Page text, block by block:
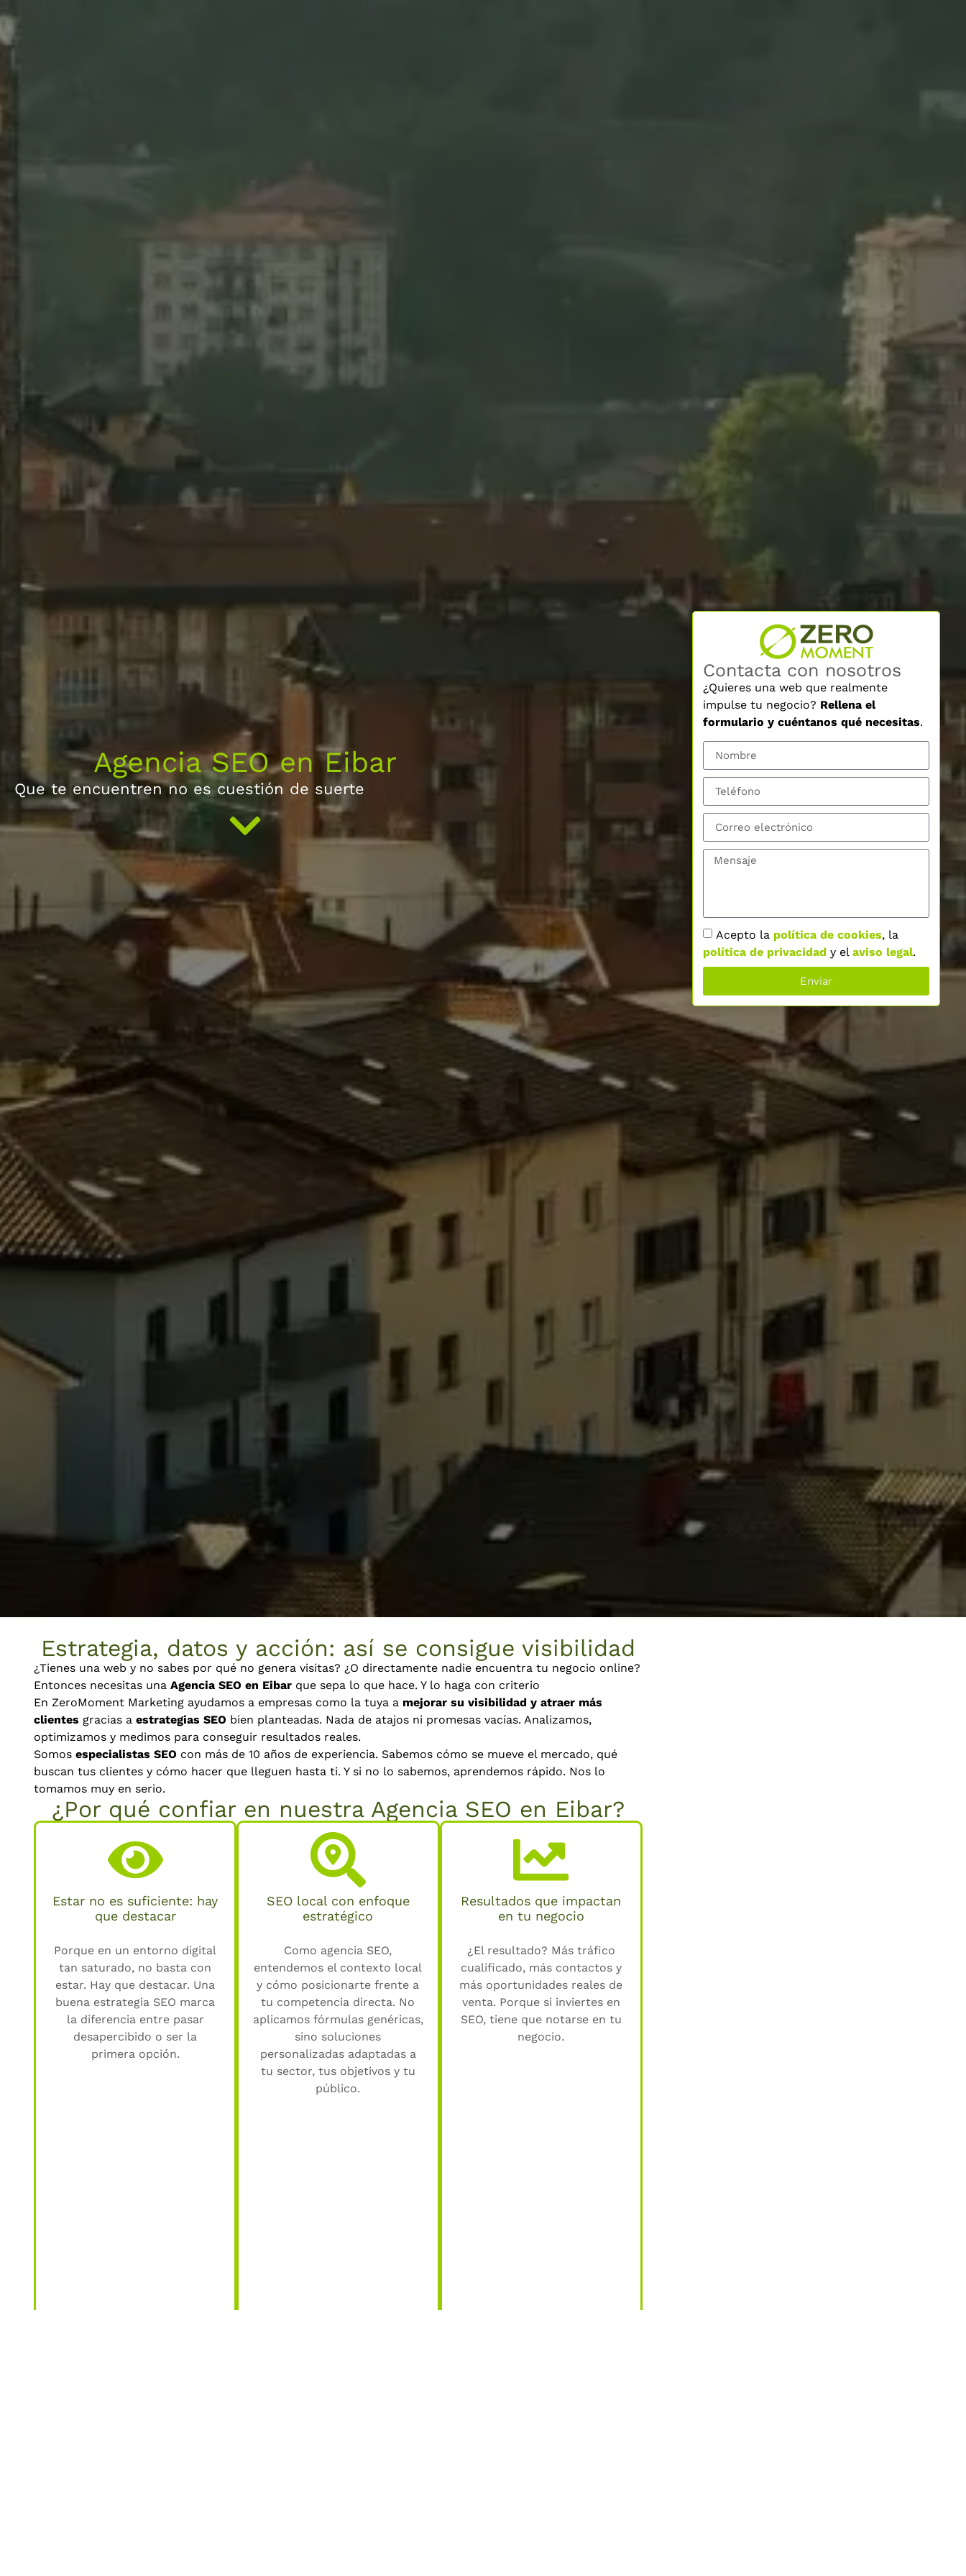
Agencia SEO en Eibar
Que te encuentren no es cuestión de suerte
Contacta con nosotros
¿Quieres una web que realmente
impulse tu negocio? Rellena el
formulario y cuéntanos qué necesitas.
Acepto la política de cookies, la
política de privacidad y elaviso legal.
Enviar
Estrategia, datos y acción: así se consigue visibilidad
¿Tienes una web y no sabes por qué no genera visitas? ¿O directamente nadie encuentra tu negocio online?
Entonces necesitas unaAgencia SEO en Eibar que sepa lo que hace. Y lo haga con criterio
En ZeroMoment Marketing ayudamos a empresas como la tuya a mejorar su visibilidad y atraer más
clientes gracias aestrategias SEO bien planteadas. Nada de atajos ni promesas vacías. Analizamos,
optimizamos y medimos para conseguir resultados reales.
Somosespecialistas SEO con más de 10 años de experiencia. Sabemos cómo se mueve el mercado, qué
buscan tus clientes y cómo hacer que lleguen hasta ti. Y si no lo sabemos, aprendemos rápido. Nos lo
tomamos muy en serio.
¿Por qué confiar en nuestra Agencia SEO en Eibar?
Estar no es suficiente: hay
que destacar
Porque en un entorno digital
tan saturado, no basta con
estar. Hay que destacar. Una
buena estrategia SEO marca
la diferencia entre pasar
desapercibido o ser la
primera opción.
SEO local con enfoque
estratégico
Como agencia SEO,
entendemos el contexto local
y cómo posicionarte frente a
tu competencia directa. No
aplicamos fórmulas genéricas,
sino soluciones
personalizadas adaptadas a
tu sector, tus objetivos y tu
público.
Resultados que impactan
en tu negocio
¿El resultado? Más tráfico
cualificado, más contactos y
más oportunidades reales de
venta. Porque si inviertes en
SEO, tiene que notarse en tu
negocio.